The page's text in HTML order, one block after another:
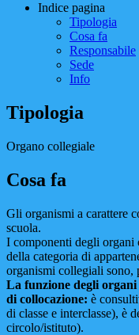
Indice pagina
Tipologia
Cosa fa
Responsabile
Sede
Info
Tipologia
Organo collegiale
Cosa fa
Gli organismi a carattere
scuola.
I componenti degli organi
della categoria di
organismi collegiali sono,
La funzione degli organi
di collocazione: è
di classe e interclasse), è
circolo/istituto).